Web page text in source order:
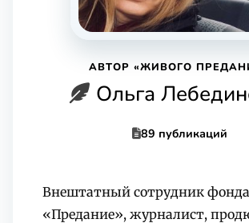
АВТОР «ЖИВОГО
Ольга
89 публикаций
Внештатный сотрудник фонда
«Предание», журналист,